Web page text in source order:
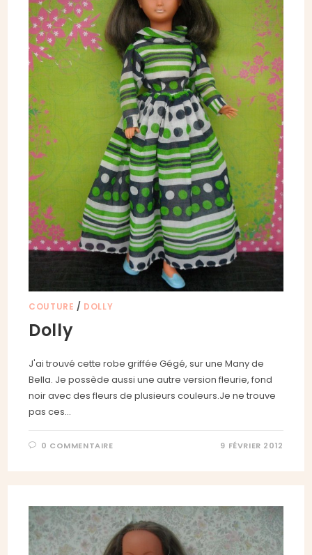
COUTURE / DOLLY
Dolly
J'ai trouvé cette robe griffée Gégé, sur une Many de
Bella. Je possède aussi une autre version fleurie, fond
noir avec des fleurs de plusieurs couleurs.Je ne trouve
pas ces…
0 COMMENTAIRE 9 FÉVRIER 2012